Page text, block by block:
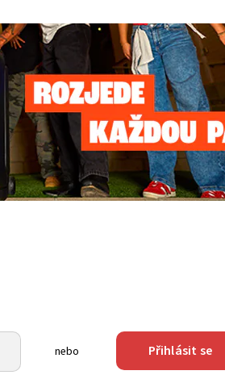
nebo Přihlásit se